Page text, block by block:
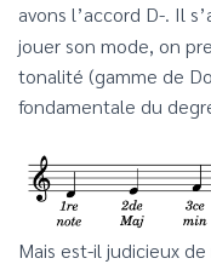
avons l’accord D-. Il
jouer son mode, on
tonalité (gamme de
fondamentale du
Mais est-il judicieux